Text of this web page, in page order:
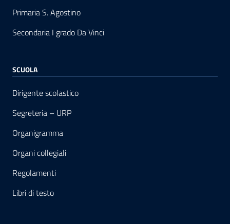
Primaria S. Agostino
Secondaria I grado Da Vinci
SCUOLA
Dirigente scolastico
Segreteria – URP
Organigramma
Organi collegiali
Regolamenti
Libri di testo